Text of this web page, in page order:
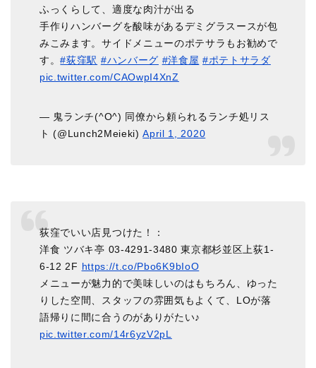
ふっくらして、適度な肉汁が出る
手作りハンバーグを酸味があるデミグラスースが包
みこみます。サイドメニューのポテサラもお勧めで
す。#荻窪駅 #ハンバーグ #洋食屋 #ポテトサラダ
pic.twitter.com/CAOwpI4XnZ
— 鬼ランチ(^O^) 同僚から頼られるランチ処リス
ト (@Lunch2Meieki)April 1, 2020
荻窪でいい店見つけた！：
洋食 ツバキ亭 03-4291-3480 東京都杉並区上荻1-
6-12 2F https://t.co/Pbo6K9bIoO
メニューが魅力的で美味しいのはもちろん、ゆった
りした空間、スタッフの雰囲気もよくて、LOが落
語帰りに間に合うのがありがたい♪
pic.twitter.com/14r6yzV2pL